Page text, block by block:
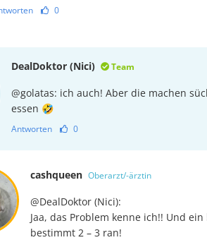
0
DealDoktor (Nici) Team
@golatas: ich auch! Aber die machen
essen 🤣
Antworten 0
cashqueen Oberarzt/-ärztin
@DealDoktor (Nici):
Jaa, das Problem kenne ich!! Und
bestimmt 2 – 3 ran!